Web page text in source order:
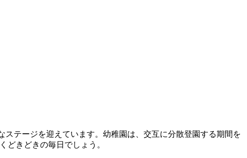
テージを迎えています。幼稚園は、交互に分散登園する期間を
どきどきの毎日でしょう。